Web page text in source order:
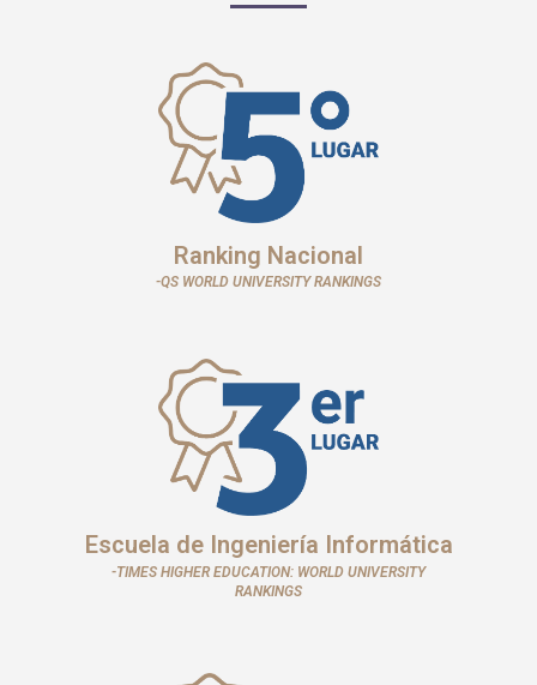
Ranking Nacional
-QS WORLD UNIVERSITY RANKINGS
Escuela de Ingeniería Informática
-TIMES HIGHER EDUCATION: WORLD UNIVERSITY
RANKINGS